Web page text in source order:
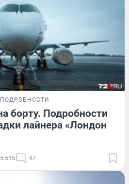
ПОДРОБНОСТИ
борту. Подробности
лайнера «Лондон
5 515 47